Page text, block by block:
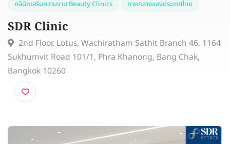
คลินิกเสริมความงาม Beauty Clinics
SDR Clinic
2nd Floor, Lotus, Wachiratham Sathit Branch 46,
Sukhumvit Road 101/1, Phra Khanong, Bang Chak,
Bangkok 10260